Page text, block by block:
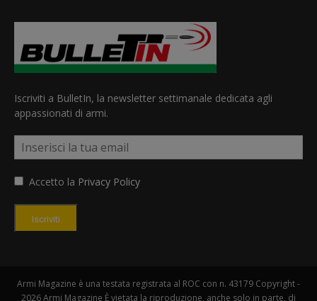
Iscriviti a BulletIn, la newsletter settimanale dedicata agli
appassionati di armi.
Accetto la Privacy Policy
Iscriviti
Armi Magazine è una testata registrata al ROC con n. 43179 Copyright -
2026 Armi Magazine È vietata la riproduzione, anche solo in parte, di